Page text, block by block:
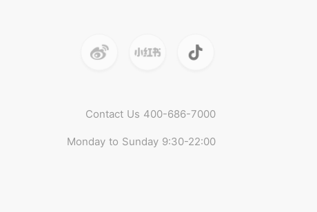
Contact Us 400-686-7000
Monday to Sunday 9:30-22:00